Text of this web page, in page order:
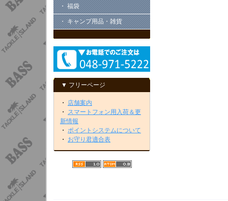
・ 福袋
・ キャンプ用品・雑貨
▼ フリーページ
・ 店舗案内
・ スマートフォン用入荷＆更
新情報
・ ポイントシステムについて
・ お守り君適合表